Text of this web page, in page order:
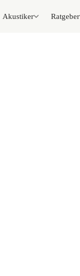
Akustiker Ratgeber